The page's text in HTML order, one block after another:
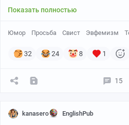
- Вова, ты сдурел? Два часа ночи!
Папа пытается угомонить
спать, а завтра вместе
ногу:
- Папа, я не могу больше
Папа, переворачиваясь на бок,
Показать полностью
Юмор Просьба Свист Эвфемизм
32 24 8 1
15
kanasero EnglishPub